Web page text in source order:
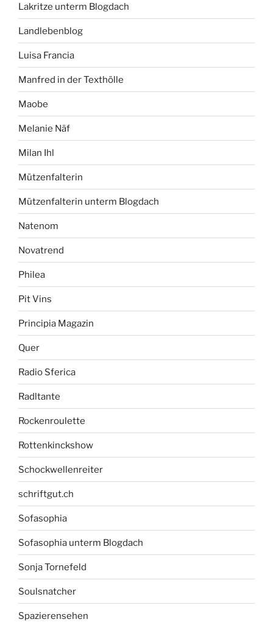
Lakritze unterm Blogdach
Landlebenblog
Luisa Francia
Manfred in der Texthölle
Maobe
Melanie Näf
Milan Ihl
Mützenfalterin
Mützenfalterin unterm Blogdach
Natenom
Novatrend
Philea
Pit Vins
Principia Magazin
Quer
Radio Sferica
Radltante
Rockenroulette
Rottenkinckshow
Schockwellenreiter
schriftgut.ch
Sofasophia
Sofasophia unterm Blogdach
Sonja Tornefeld
Soulsnatcher
Spazierensehen